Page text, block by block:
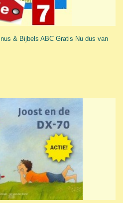
& Bijbels ABC Gratis Nu dus van